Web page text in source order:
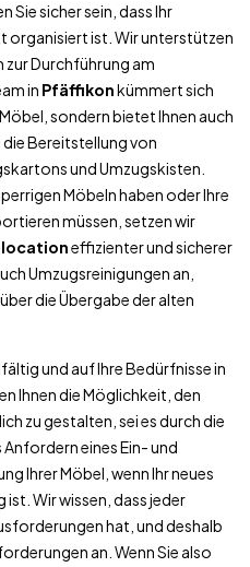
Sie sicher sein, dass Ihr
organisiert ist. Wir unterstützen
zur Durchführung am
in Pfäffikonkümmert sich
sondern bietet Ihnen auch
Bereitstellung von
und Umzugskisten.
Möbeln haben oder Ihre
müssen, setzen wir
effizienter und sicherer
Umzugsreinigungen an,
die Übergabe der alten
und auf Ihre Bedürfnisse in
Ihnen die Möglichkeit, den
zu gestalten, sei es durch die
eines Ein- und
Ihrer Möbel, wenn Ihr neues
Wir wissen, dass jeder
hat, und deshalb
an. Wenn Sie also